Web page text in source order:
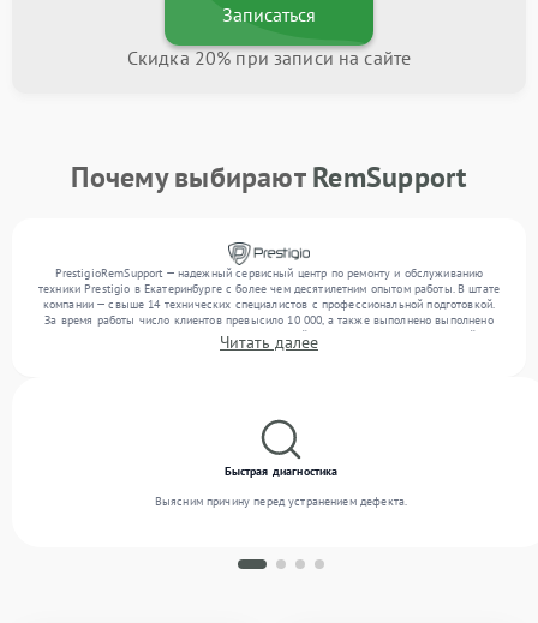
Записаться
Скидка 20% при записи на сайте
Почему выбираютRemSupport
PrestigioRemSupport — надежный сервисный центр по ремонту и обслуживанию
техники Prestigio в Екатеринбурге с более чем десятилетним опытом работы. В штате
компании — свыше 14 технических специалистов с профессиональной подготовкой.
За время работы число клиентов превысило 10 000, а также выполнено выполнено
более 12 000 ремонтов. Ежемесячно в сервисный центр поступает от 300 устройств,
включая , , . Мы выполняем ремонт различного уровня сложности и поддерживаем
Читать далее
Быстрая диагностика
Выясним причину перед устранением дефекта.